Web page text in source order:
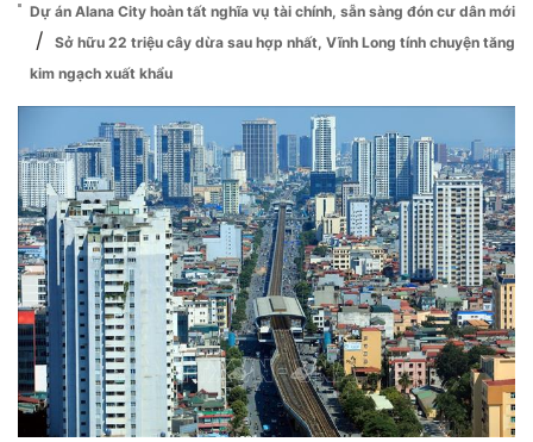
Dự án Alana City hoàn tất nghĩa vụ tài chính, sẵn sàng đón cư dân mới
/
Sở hữu 22 triệu cây dừa sau hợp nhất, Vĩnh Long tính chuyện tăng
kim ngạch xuất khẩu